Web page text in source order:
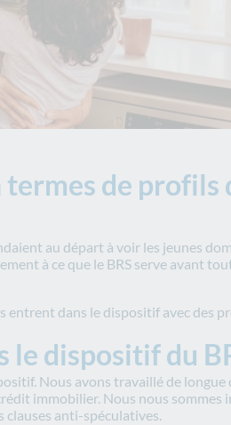
de profils
au départ à voir les jeunes
à ce que le BRS serve avant
dans le dispositif avec des
le dispositif du
Nous avons travaillé de
immobilier. Nous nous sommes
clauses anti-spéculatives.